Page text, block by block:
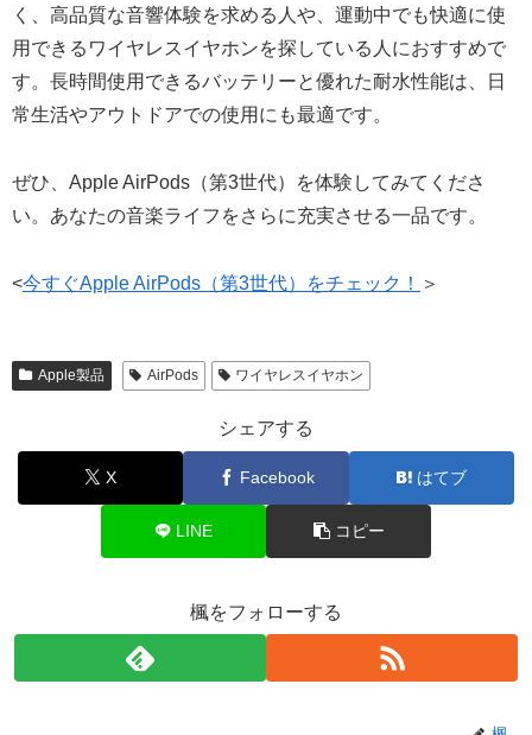
く、高品質な音響体験を求める人や、運動中でも快適に使
用できるワイヤレスイヤホンを探している人におすすめで
す。長時間使用できるバッテリーと優れた耐水性能は、日
常生活やアウトドアでの使用にも最適です。
ぜひ、Apple AirPods（第3世代）を体験してみてくださ
い。あなたの音楽ライフをさらに充実させる一品です。
<今すぐApple AirPods（第3世代）をチェック！ ＞
Apple製品 AirPods ワイヤレスイヤホン
シェアする
X Facebook はてブ
LINE コピー
楓をフォローする